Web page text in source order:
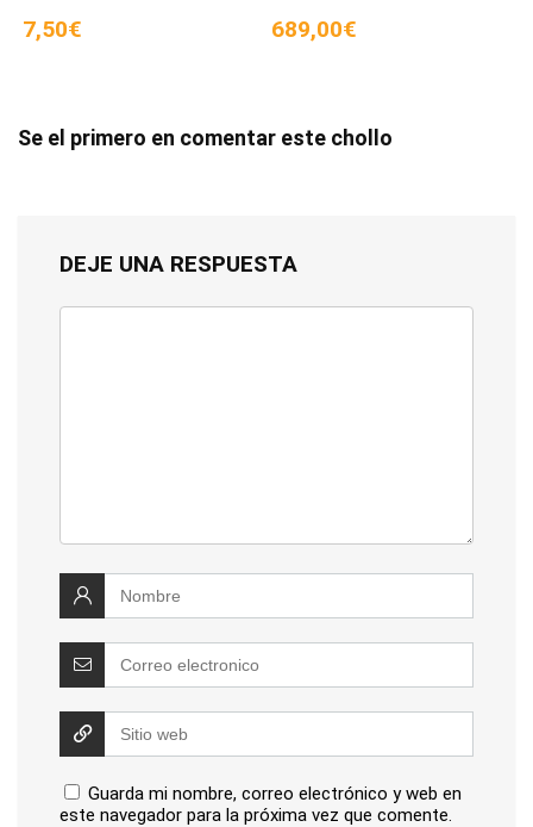
7,50€ 689,00€
Se el primero en comentar este chollo
DEJE UNA RESPUESTA
Guarda mi nombre, correo electrónico y web en
este navegador para la próxima vez que comente.